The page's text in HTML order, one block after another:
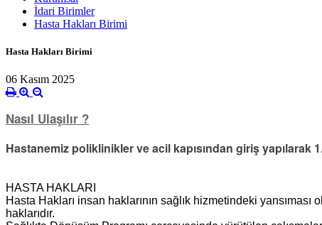
İdari Birimler
Hasta Hakları Birimi
Hasta Hakları Birimi
06 Kasım 2025
Nasıl Ulaşılır ?
Hastanemiz poliklinikler ve acil kapısından giriş
HASTA HAKLARI
Hasta Hakları insan haklarının sağlık hizmetindeki
haklarıdır.